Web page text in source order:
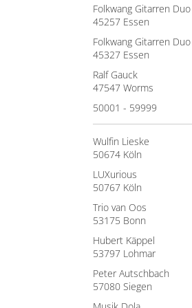
Folkwang Gitarren Duo
45257 Essen
Folkwang Gitarren Duo
45327 Essen
Ralf Gauck
47547 Worms
50001 - 59999
Wulfin Lieske
50674 Köln
LUXurious
50767 Köln
Trio van Oos
53175 Bonn
Hubert Käppel
53797 Lohmar
Peter Autschbach
57080 Siegen